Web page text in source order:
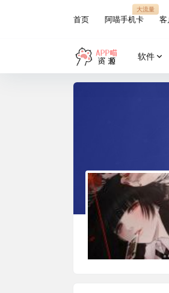
首页 阿喵手机卡
大流量
客
软件